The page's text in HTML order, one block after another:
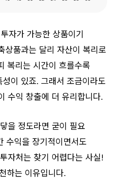
자가 가능한 상품이기
상품과는 달리 자산이 복리로
복리는 시간이 흐를수록
이 있죠. 그래서 조금이라도
수익 창출에 더 유리합니다.
을 정도라면 굳이 필요
수익을 장기적이면서도
자처는 찾기 어렵다는 사실!
하는 이유입니다.